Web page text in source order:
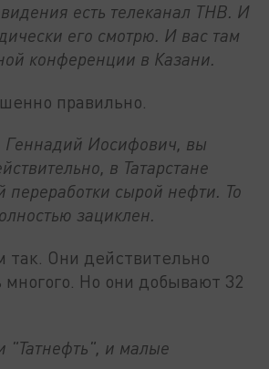
есть телеканал ТНВ. И
его смотрю. И вас там
конференции в Казани.
правильно.
Геннадий Иосифович, вы
в Татарстане
переработки сырой нефти. То
зациклен.
так. Они действительно
многого. Но они добывают 32
"Татнефть", и малые